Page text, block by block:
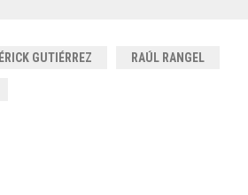
ÉRICK GUTIÉRREZ RAÚL RANGEL